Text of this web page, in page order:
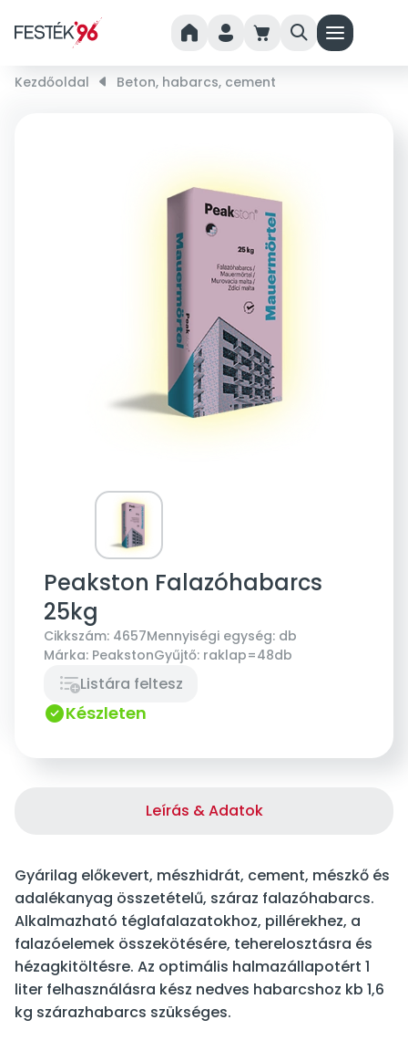
home person cart search menu
Kezdőoldal right_small Beton, habarcs, cement
Peakston Falazóhabarcs
25kg
Cikkszám: 4657Mennyiségi egység: db
Márka: PeakstonGyűjtő: raklap=48db
Listára feltesz
Készleten
Leírás & Adatok
Gyárilag előkevert, mészhidrát, cement, mészkő és
adalékanyag összetételű, száraz falazóhabarcs.
Alkalmazható téglafalazatokhoz, pillérekhez, a
falazóelemek összekötésére, teherelosztásra és
hézagkitöltésre. Az optimális halmazállapotért 1
liter felhasználásra kész nedves habarcshoz kb 1,6
kg szárazhabarcs szükséges.